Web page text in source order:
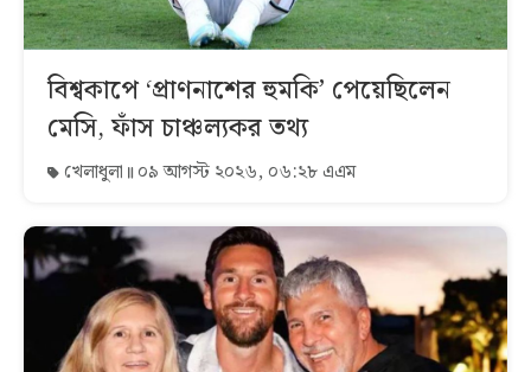
বিশ্বকাপে ‘প্রাণনাশের হুমকি’ পেয়েছিলেন
মেসি, ফাঁস চাঞ্চল্যকর তথ্য
খেলাধুলা ০৯ আগস্ট ২০২৬, ০৬:২৮ এএম